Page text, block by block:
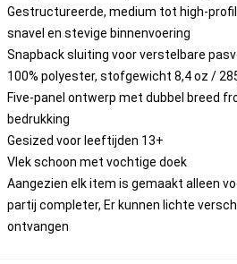
Gestructureerde, medium tot high-
snavel en stevige binnenvoering
Snapback sluiting voor verstelbare
100% polyester, stofgewicht 8,4 oz /
Five-panel ontwerp met dubbel breed
bedrukking
Gesized voor leeftijden 13+
Vlek schoon met vochtige doek
Aangezien elk item is gemaakt alleen
partij completer, Er kunnen lichte
ontvangen